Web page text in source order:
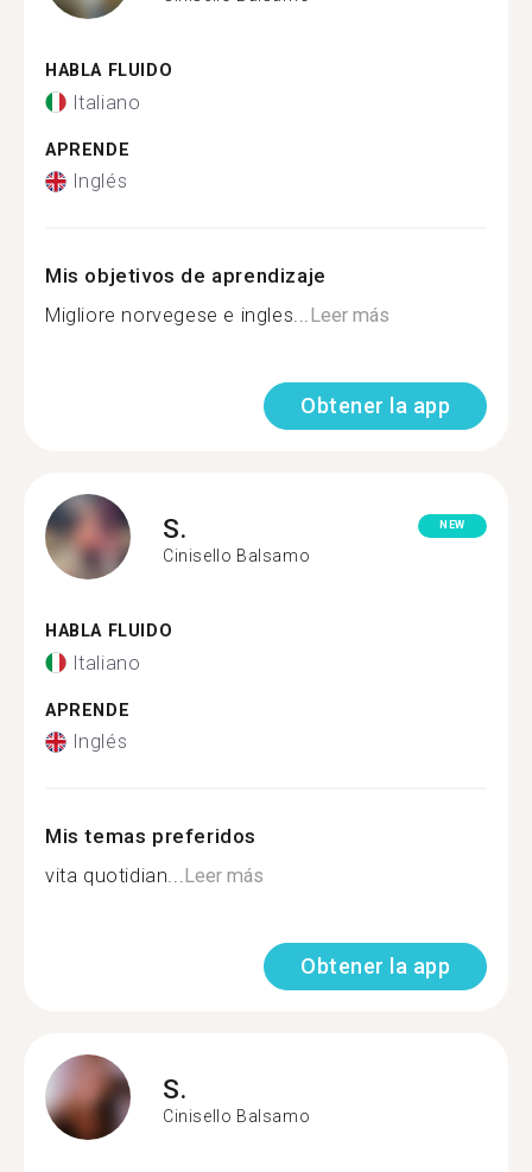
HABLA FLUIDO
Italiano
APRENDE
Inglés
Mis objetivos de aprendizaje
Migliore norvegese e ingles...Leer más
Obtener la app
S.
Cinisello Balsamo
NEW
HABLA FLUIDO
Italiano
APRENDE
Inglés
Mis temas preferidos
vita quotidian...Leer más
Obtener la app
S.
Cinisello Balsamo